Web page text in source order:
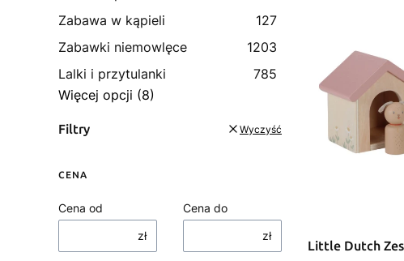
Zabawa w kąpieli
127
Zabawki niemowlęce
1203
Lalki i przytulanki
785
Więcej opcji (8)
Filtry Wyczyść
CENA
Cena od
zł
Cena do
zł
Little Dutch